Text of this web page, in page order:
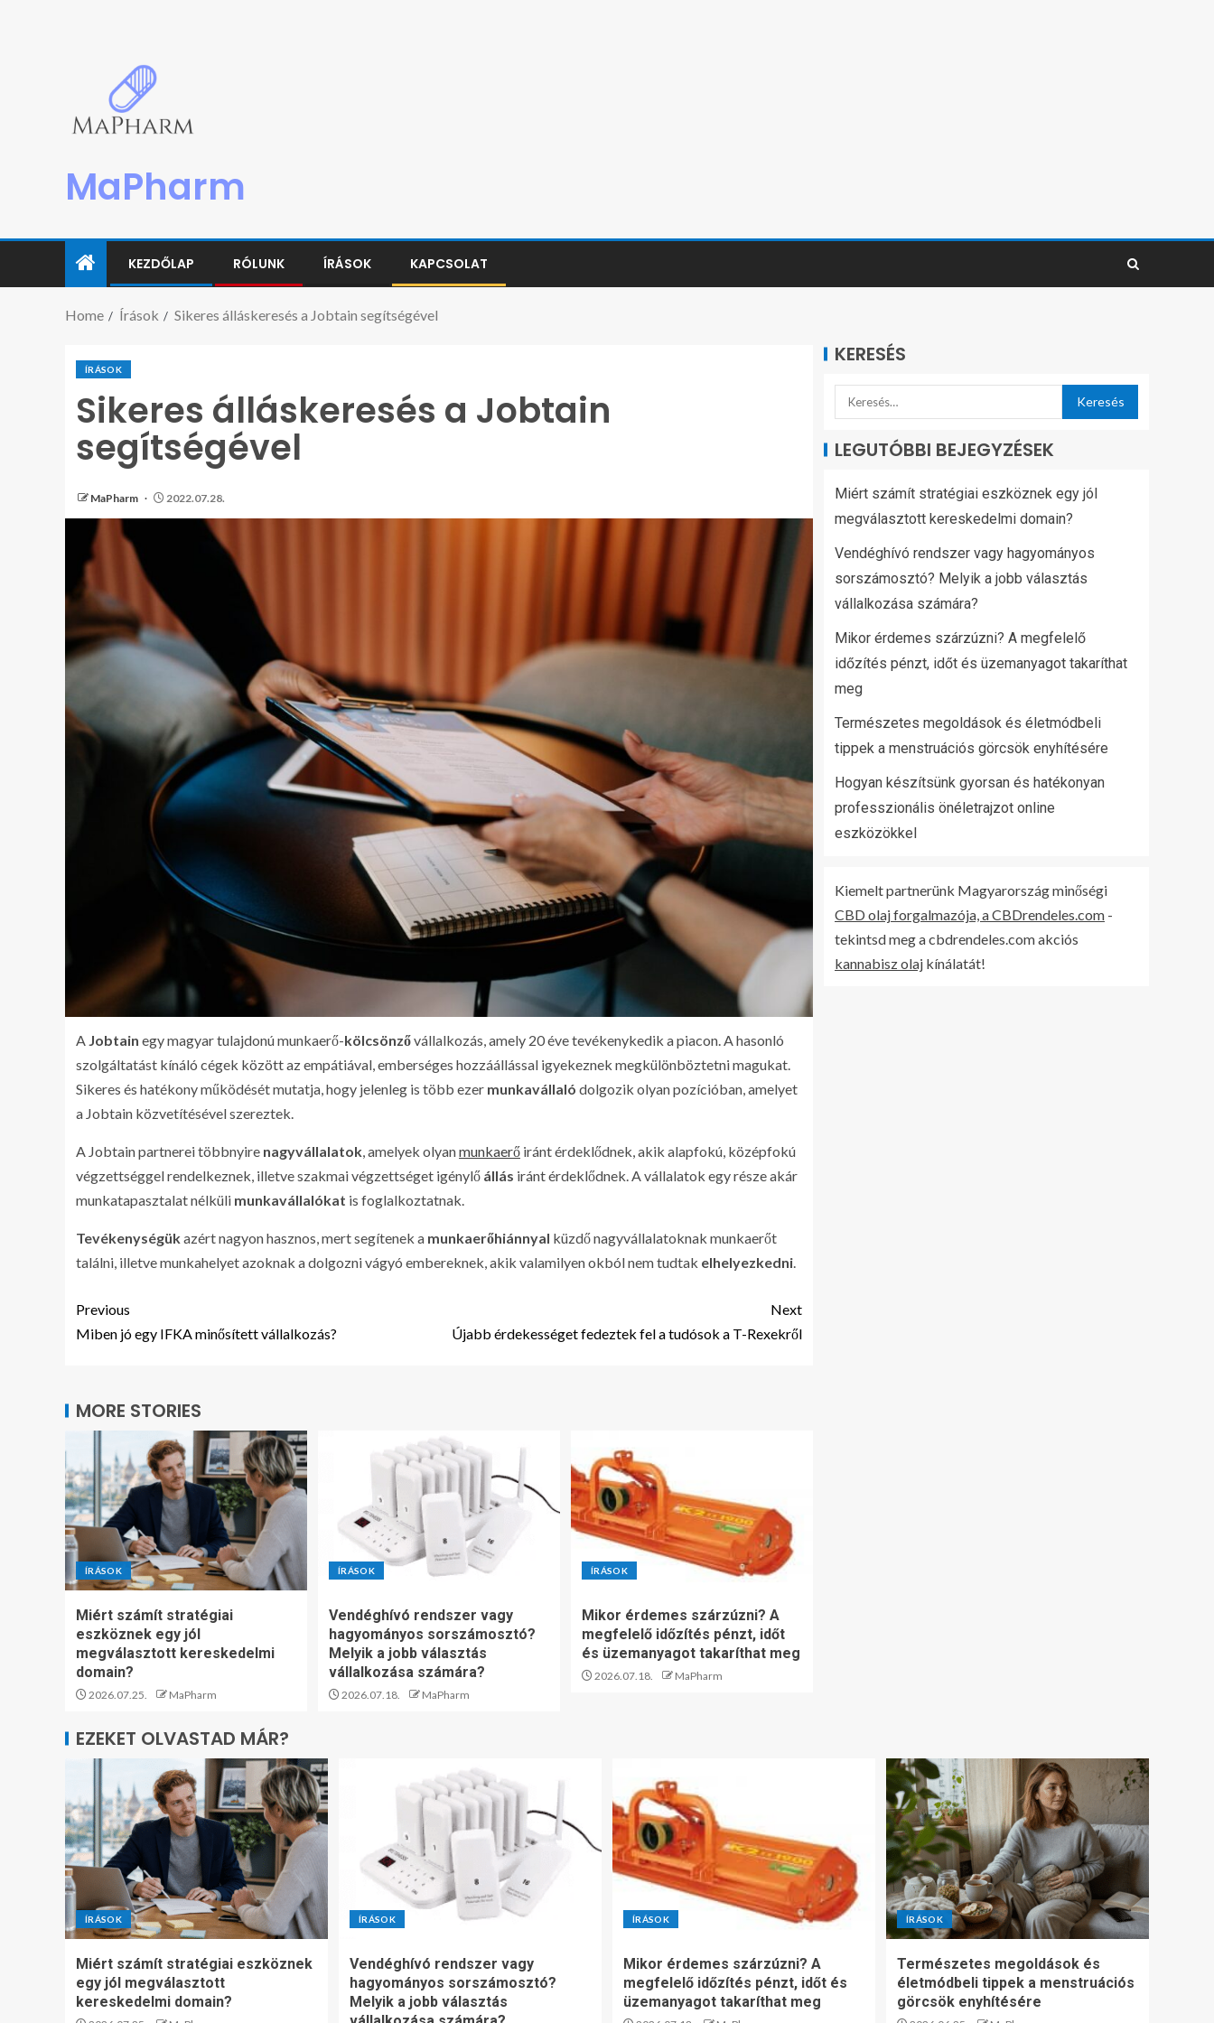
MaPharm
KEZDŐLAP RÓLUNK ÍRÁSOK KAPCSOLAT
Home Írások Sikeres álláskeresés a Jobtain segítségével
ÍRÁSOK
Sikeres álláskeresés a Jobtain
segítségével
MaPharm 2022.07.28.
A Jobtain egy magyar tulajdonú munkaerő-kölcsönzővállalkozás, amely 20 éve tevékenykedik a piacon. A hasonló
szolgáltatást kínáló cégek között az empátiával, emberséges hozzáállással igyekeznek megkülönböztetni magukat.
Sikeres és hatékony működését mutatja, hogy jelenleg is több ezer munkavállaló dolgozik olyan pozícióban, amelyet
a Jobtain közvetítésével szereztek.
A Jobtain partnerei többnyire nagyvállalatok, amelyek olyanmunkaerő iránt érdeklődnek, akik alapfokú, középfokú
végzettséggel rendelkeznek, illetve szakmai végzettséget igénylő állás iránt érdeklődnek. A vállalatok egy része akár
munkatapasztalat nélküli munkavállalókat is foglalkoztatnak.
Tevékenységükazért nagyon hasznos, mert segítenek a munkaerőhiánnyal küzdő nagyvállalatoknak munkaerőt
találni, illetve munkahelyet azoknak a dolgozni vágyó embereknek, akik valamilyen okból nem tudtak elhelyezkedni.
Previous
Miben jó egy IFKA minősített vállalkozás?
Next
Újabb érdekességet fedeztek fel a tudósok a T-Rexekről
MORE STORIES
ÍRÁSOK
Miért számít stratégiai
eszköznek egy jól
megválasztott kereskedelmi
domain?
2026.07.25. MaPharm
ÍRÁSOK
Vendéghívó rendszer vagy
hagyományos sorszámosztó?
Melyik a jobb választás
vállalkozása számára?
2026.07.18. MaPharm
ÍRÁSOK
Mikor érdemes szárzúzni? A
megfelelő időzítés pénzt, időt
és üzemanyagot takaríthat meg
2026.07.18. MaPharm
KERESÉS
LEGUTÓBBI BEJEGYZÉSEK
Miért számít stratégiai eszköznek egy jól
megválasztott kereskedelmi domain?
Vendéghívó rendszer vagy hagyományos
sorszámosztó? Melyik a jobb választás
vállalkozása számára?
Mikor érdemes szárzúzni? A megfelelő
időzítés pénzt, időt és üzemanyagot takaríthat
meg
Természetes megoldások és életmódbeli
tippek a menstruációs görcsök enyhítésére
Hogyan készítsünk gyorsan és hatékonyan
professzionális önéletrajzot online
eszközökkel
Kiemelt partnerünk Magyarország minőségi
CBD olaj forgalmazója, a CBDrendeles.com -
tekintsd meg a cbdrendeles.com akciós
kannabisz olaj kínálatát!
EZEKET OLVASTAD MÁR?
ÍRÁSOK
Miért számít stratégiai eszköznek
egy jól megválasztott
kereskedelmi domain?
ÍRÁSOK
Vendéghívó rendszer vagy
hagyományos sorszámosztó?
Melyik a jobb választás
ÍRÁSOK
Mikor érdemes szárzúzni? A
megfelelő időzítés pénzt, időt és
üzemanyagot takaríthat meg
ÍRÁSOK
Természetes megoldások és
életmódbeli tippek a menstruációs
görcsök enyhítésére